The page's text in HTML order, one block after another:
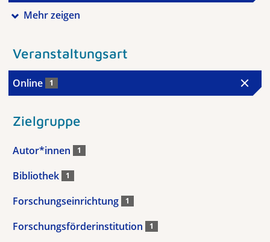
Mehr zeigen
Veranstaltungsart
Online 1
Zielgruppe
Autor*innen 1
Bibliothek 1
Forschungseinrichtung 1
Forschungsförderinstitution 1